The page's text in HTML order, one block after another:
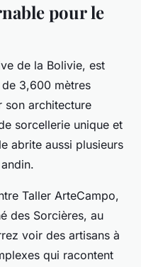
pour le
de la Bolivie, est
3,600 mètres
son architecture
sorcellerie unique et
abrite aussi plusieurs
Taller ArteCampo,
des Sorcières, au
voir des artisans à
qui racontent